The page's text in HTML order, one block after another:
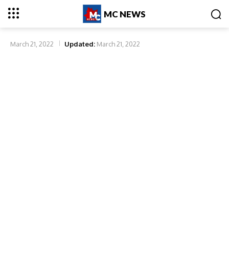
MC NEWS
March 21, 2022 Updated: March 21, 2022